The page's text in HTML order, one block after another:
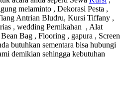
melaminto , Dekorasi Pesta ,
Antrian Bludru, Kursi Tiffany ,
, wedding Pernikahan , Alat
Bag , Flooring , gapura , Screen
butuhkan sementara bisa hubungi
demikian sehingga kebutuhan